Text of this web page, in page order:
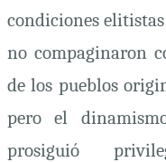
condiciones
no compaginaron
de los pueblos
pero el
prosiguió